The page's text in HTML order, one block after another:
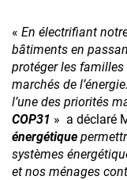
« En électrifiant
bâtiments en
protéger les
marchés de
l’une des priorités
COP31 » a déclaré
énergétique
systèmes
et nos ménages
présent
adressés.
S'inscrire
pourrez
grâce au
seront
Valider